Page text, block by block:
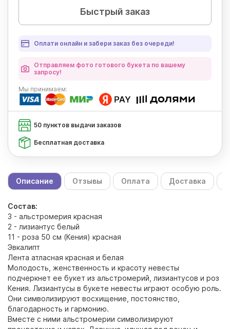
Быстрый заказ
Оплати онлайн и забери заказ без очереди!
Отправляем фото готового букета по вашему
запросу!
Мы принимаем:
50 пунктов выдачи заказов
Бесплатная доставка
Описание Отзывы Оплата Доставка
Состав:
3 - альстромерия красная
2 - лизиантус белый
11 - роза 50 см (Кения) красная
Эвкалипт
Лента атласная красная и белая
Молодость, женственность и красоту невесты
подчеркнет ее букет из альстромерий, лизиантусов и роз
Кения. Лизиантусы в букете невесты играют особую роль.
Они символизируют восхищение, постоянство,
благодарность и гармонию.
Вместе с ними альстромерии символизируют